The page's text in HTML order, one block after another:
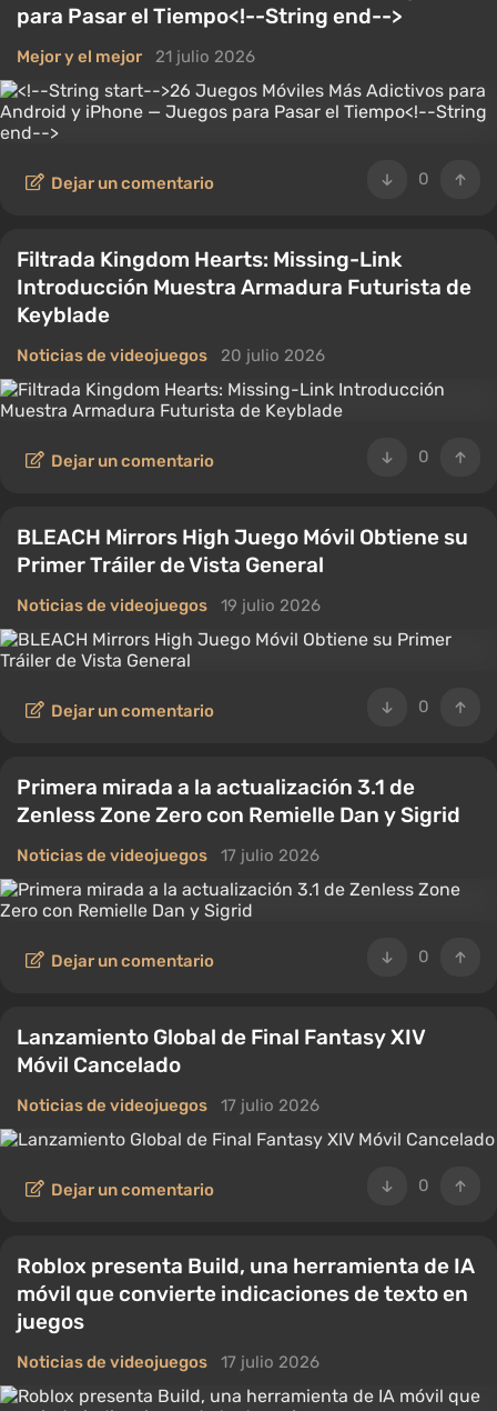
para Pasar el Tiempo<!--String end-->
Mejor y el mejor 21 julio 2026
0
Dejar un comentario
Filtrada Kingdom Hearts: Missing-Link
Introducción Muestra Armadura Futurista de
Keyblade
Noticias de videojuegos 20 julio 2026
0
Dejar un comentario
BLEACH Mirrors High Juego Móvil Obtiene su
Primer Tráiler de Vista General
Noticias de videojuegos 19 julio 2026
0
Dejar un comentario
Primera mirada a la actualización 3.1 de
Zenless Zone Zero con Remielle Dan y Sigrid
Noticias de videojuegos 17 julio 2026
0
Dejar un comentario
Lanzamiento Global de Final Fantasy XIV
Móvil Cancelado
Noticias de videojuegos 17 julio 2026
0
Dejar un comentario
Roblox presenta Build, una herramienta de IA
móvil que convierte indicaciones de texto en
juegos
Noticias de videojuegos 17 julio 2026